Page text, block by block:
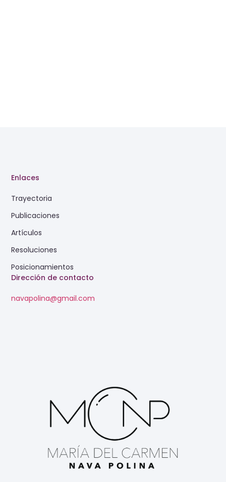
Dirección de contacto
navapolina@gmail.com
Enlaces
Trayectoria
Publicaciones
Artículos
Resoluciones
Posicionamientos